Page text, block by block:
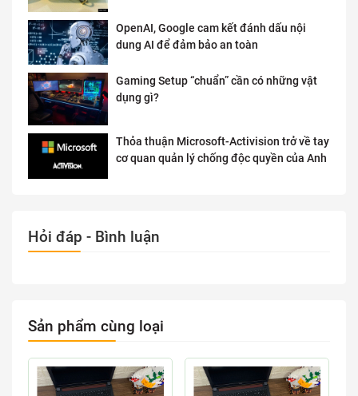
OpenAI, Google cam kết đánh dấu nội
dung AI để đảm bảo an toàn
Gaming Setup “chuẩn” cần có những vật
dụng gì?
Thỏa thuận Microsoft-Activision trở về tay
cơ quan quản lý chống độc quyền của Anh
Hỏi đáp - Bình luận
Sản phẩm cùng loại